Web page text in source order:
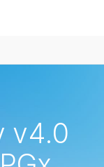
v4.0
的领域: